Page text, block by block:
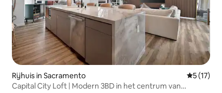
Rijhuis in Sacramento
5 (17)
Capital City Loft | Modern 3BD in het centrum van